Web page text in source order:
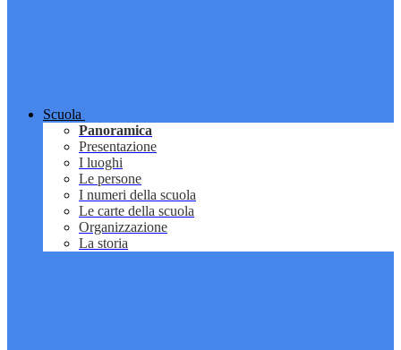
Scuola
Panoramica
Presentazione
I luoghi
Le persone
I numeri della scuola
Le carte della scuola
Organizzazione
La storia